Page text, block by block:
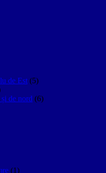
de Est (5)
de nord (6)
(1)